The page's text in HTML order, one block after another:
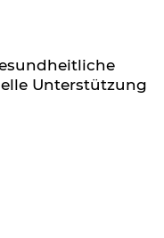
Unterstützung